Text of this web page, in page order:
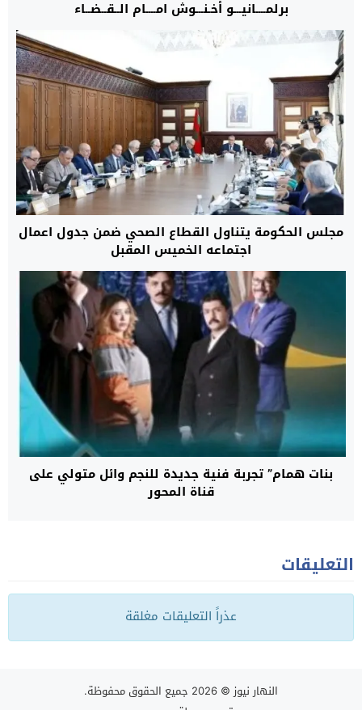
برلمــــانيـــو أخـنـــوش امــــام الــقــضــاء
مجلس الحكومة يتناول القطاع الصحي ضمن جدول اعمال
اجتماعه الخميس المقبل
بنات همام” تجربة فنية جديدة للنجم وائل متولي على
قناة المحور
التعليقات
عذراً التعليقات مغلقة
النهار نيوز© 2026 جميع الحقوق محفوظة.